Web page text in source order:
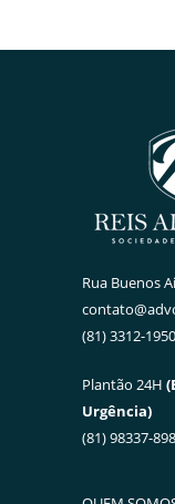
Rua Buenos
(81) 3312-
Plantão 24H
Urgência)
(81) 98337-